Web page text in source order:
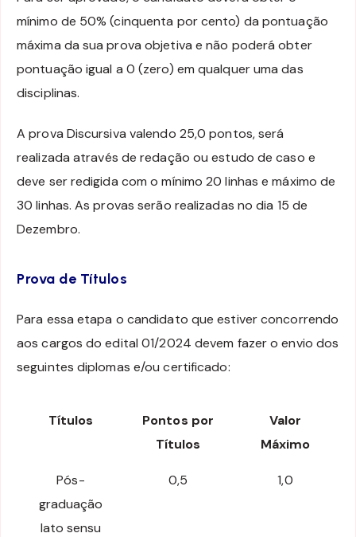
mínimo de 50% (cinquenta por cento) da pontuação
máxima da sua prova objetiva e não poderá obter
pontuação igual a 0 (zero) em qualquer uma das
disciplinas.
A prova Discursiva valendo 25,0 pontos, será
realizada através de redação ou estudo de caso e
deve ser redigida com o mínimo 20 linhas e máximo de
30 linhas. As provas serão realizadas no dia 15 de
Dezembro.
Prova de Títulos
Para essa etapa o candidato que estiver concorrendo
aos cargos do edital 01/2024 devem fazer o envio dos
seguintes diplomas e/ou certificado:
Títulos
Pontos por
Títulos
Valor
Máximo
Pós-
graduação
lato sensu
0,5 1,0